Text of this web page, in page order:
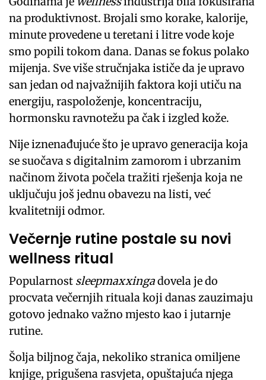
na produktivnost. Brojali smo korake, kalorije,
minute provedene u teretani i litre vode koje
smo popili tokom dana.Danas se fokus polako
mijenja. Sve više stručnjaka ističe da je upravo
san jedan od najvažnijih faktora koji utiču na
energiju, raspoloženje, koncentraciju,
hormonsku ravnotežu pa čak i izgled kože.
Nije iznenađujuće što je upravo generacija koja
se suočava s digitalnim zamorom i ubrzanim
načinom života počela tražiti rješenja koja ne
uključuju još jednu obavezu na listi, već
kvalitetniji odmor.
Večernje rutine postale su novi
wellness ritual
Popularnost sleepmaxxingadovela je do
procvata večernjih rituala koji danas zauzimaju
gotovo jednako važno mjesto kao i jutarnje
rutine.
Šolja biljnog čaja, nekoliko stranica omiljene
knjige, prigušena rasvjeta, opuštajuća njega